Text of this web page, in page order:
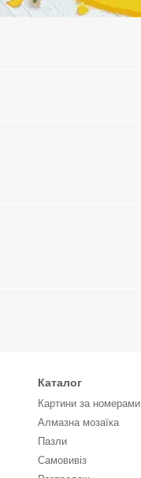
Каталог
Картини за номерами
Алмазна мозаїка
Пазли
Самовивіз